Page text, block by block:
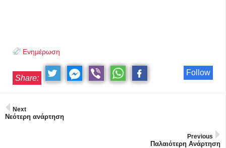
Ενημέρωση
Follow
Share:
Next
Νεότερη ανάρτηση
Previous
Παλαιότερη Ανάρτηση